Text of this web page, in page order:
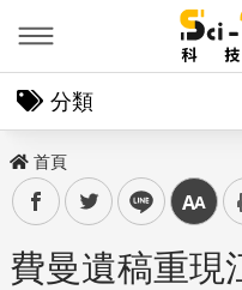
分類
首頁
facebooktwitter line 中
費曼遺稿重現